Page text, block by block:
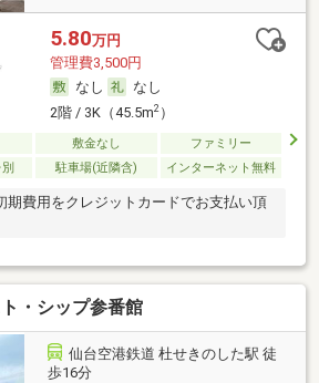
5.80万円
管理費3,500円
なし
なし
2階 / 3K（45.5m2）
敷金なし
ファミリー
駐車場(近隣含) インターネット無料
期費用をクレジットカードでお支払い頂
・シップ参番館
仙台空港鉄道 杜せきのした駅 徒
歩16分